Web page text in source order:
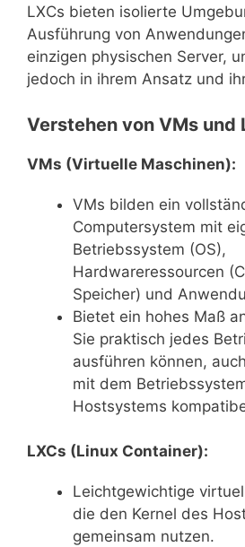
LXCs bieten isolierte
Ausführung von
einzigen physischen Server,
jedoch in ihrem Ansatz und
Verstehen von VMs und
VMs (Virtuelle Maschinen):
VMs bilden ein
Computersystem mit
Betriebssystem (OS),
Hardwareressourcen
Speicher) und
Bietet ein hohes Maß
Sie praktisch jedes
ausführen können,
mit dem
Hostsystems
LXCs (Linux Container):
Leichtgewichtige
die den Kernel des
gemeinsam nutzen.